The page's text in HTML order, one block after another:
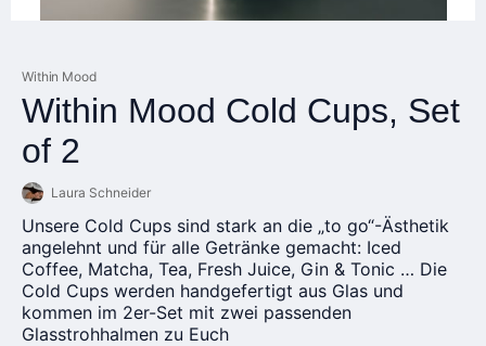
Within Mood
Within Mood Cold Cups, Set
of 2
Laura Schneider
Unsere Cold Cups sind stark an die „to go“-Ästhetik
angelehnt und für alle Getränke gemacht: Iced
Coffee, Matcha, Tea, Fresh Juice, Gin & Tonic … Die
Cold Cups werden handgefertigt aus Glas und
kommen im 2er-Set mit zwei passenden
Glasstrohhalmen zu Euch